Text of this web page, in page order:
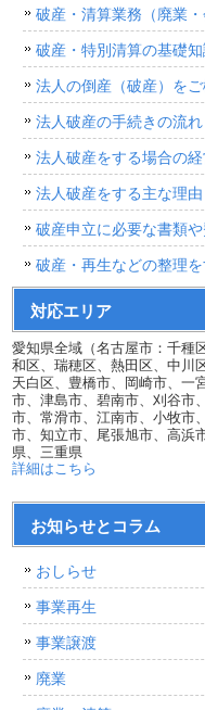
破産・清算業務（廃業
破産・特別清算の基礎
法人の倒産（破産）を
法人破産の手続きの流れ
法人破産をする場合の
法人破産をする主な理由
破産申立に必要な書類
破産・再生などの整理を
対応エリア
愛知県全域（名古屋市：千種
和区、瑞穂区、熱田区、中川
天白区、豊橋市、岡崎市、一
市、津島市、碧南市、刈谷市
市、常滑市、江南市、小牧市
市、知立市、尾張旭市、高浜
県、三重県
詳細はこちら
お知らせとコラム
おしらせ
事業再生
事業譲渡
廃業